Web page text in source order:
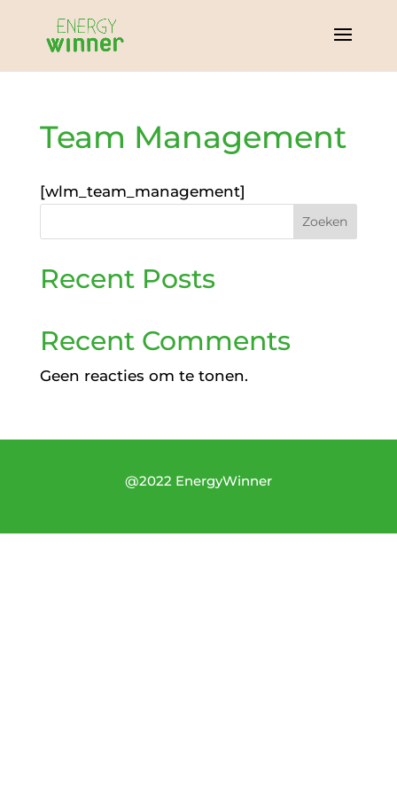
Team Management
[wlm_team_management]
Zoeken
Recent Posts
Recent Comments
Geen reacties om te tonen.
@2022 EnergyWinner